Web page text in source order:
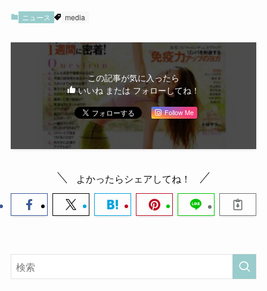
ニュース media
この記事が気に入ったら
いいね または フォローしてね！
Follow Me
よかったらシェアしてね！